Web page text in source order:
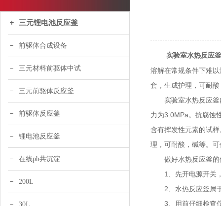
三元锂电池反应釜
前驱体合成设备
三元材料前驱体中试
三元前驱体反应釜
前驱体反应釜
锂电池反应釜
在线ph共沉淀
200L
30L
实验室水热反应釜
溶解在常规条件下难
套，生成护理，可耐
实验室水热反应釜
力为3.0MPa。抗腐蚀
含有挥发性元素的试
理，可耐酸，碱等。
做好水热反应釜的
1、先开电源开关，
2、水热反应釜属于
3、用前仔细检查仪